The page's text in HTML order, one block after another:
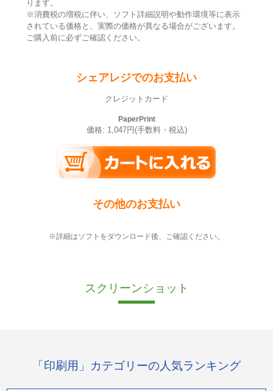
ります。
※消費税の増税に伴い、ソフト詳細説明や動作環境等に表示
されている価格と、実際の価格が異なる場合がございます。
ご購入前に必ずご確認ください。
シェアレジでのお支払い
クレジットカード
PaperPrint
価格: 1,047円(手数料・税込)
その他のお支払い
※詳細はソフトをダウンロード後、ご確認ください。
スクリーンショット
「印刷用」カテゴリーの人気ランキング